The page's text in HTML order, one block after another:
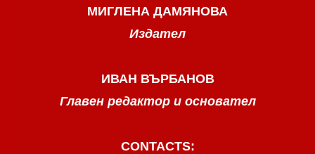
МИГЛЕНА ДАМЯНОВА
Издател
ИВАН ВЪРБАНОВ
Главен редактор и основател
CONTACTS: